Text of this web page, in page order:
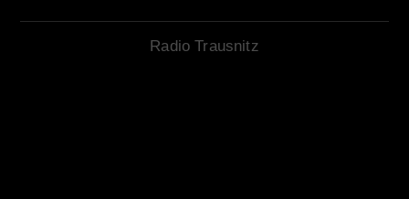
Radio Trausnitz